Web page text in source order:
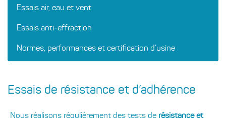
Essais air, eau et vent
Essais anti-effraction
Normes, performances et certification d’usine
Essais de résistance et d’adhérence
Nous réalisons régulièrement des tests de résistance et